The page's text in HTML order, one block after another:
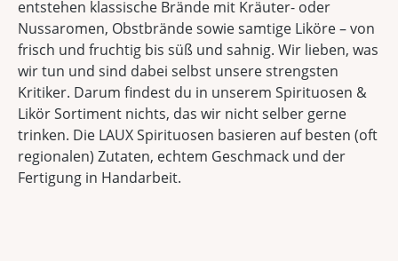
entstehen klassische Brände mit Kräuter- oder
Nussaromen, Obstbrände sowie samtige Liköre – von
frisch und fruchtig bis süß und sahnig. Wir lieben, was
wir tun und sind dabei selbst unsere strengsten
Kritiker. Darum findest du in unserem Spirituosen &
Likör Sortiment nichts, das wir nicht selber gerne
trinken. Die LAUX Spirituosen basieren auf besten (oft
regionalen) Zutaten, echtem Geschmack und der
Fertigung in Handarbeit.